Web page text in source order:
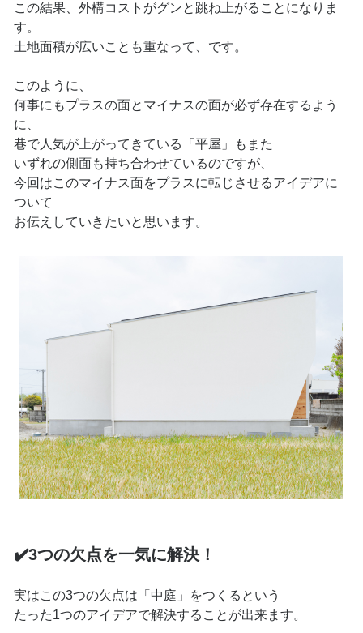
この結果、外構コストがグンと跳ね上がることになりま
す。
土地面積が広いことも重なって、です。
このように、
何事にもプラスの面とマイナスの面が必ず存在するよう
に、
巷で人気が上がってきている「平屋」もまた
いずれの側面も持ち合わせているのですが、
今回はこのマイナス面をプラスに転じさせるアイデアに
ついて
お伝えしていきたいと思います。
✔️3つの欠点を一気に解決！
実はこの3つの欠点は「中庭」をつくるという
たった1つのアイデアで解決することが出来ます。